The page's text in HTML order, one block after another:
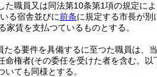
た職員又は同法第10条第1項の規定に
る宿舎並びに前条に規定する市長が別
賃を支払つているものとする。
たる要件を具備するに至つた職員は、
命権者(その委任を受けた者を含む。以
ても同様とする。